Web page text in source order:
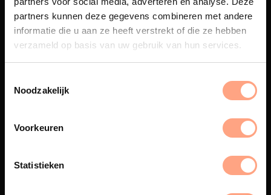
partners kunnen deze gegevens combineren met andere
informatie die u aan ze heeft verstrekt of die ze hebben
verzameld op basis van uw gebruik van hun services.
Noodzakelijk
Voorkeuren
Statistieken
Maatwerk
Een exclusieve handgemaakte
beleving, waar Nederlands
Spuiterij
eigen spuiterij afgewerkt met